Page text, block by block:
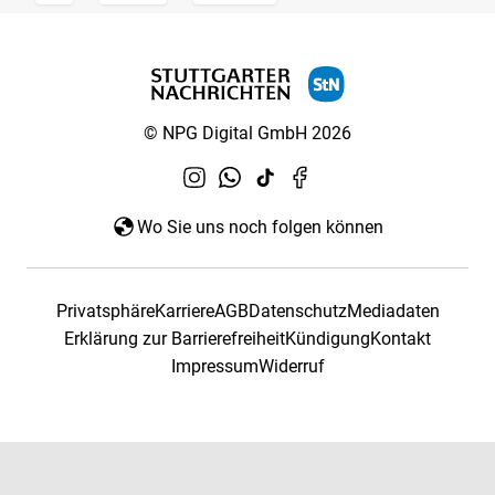
© NPG Digital GmbH 2026
Wo Sie uns noch folgen können
PrivatsphäreKarriereAGBDatenschutzMediadaten
Erklärung zur BarrierefreiheitKündigungKontakt
ImpressumWiderruf